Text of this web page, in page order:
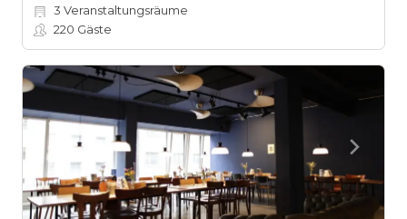
3 Veranstaltungsräume
220 Gäste